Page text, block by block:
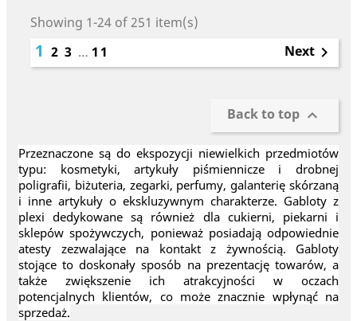
Showing 1-24 of 251 item(s)
1 2 3 … 11 Next 
Back to top 
Przeznaczone są do ekspozycji niewielkich przedmiotów
typu: kosmetyki, artykuły piśmiennicze i drobnej
poligrafii, biżuteria, zegarki, perfumy, galanterię skórzaną
i inne artykuły o ekskluzywnym charakterze. Gabloty z
plexi dedykowane są również dla cukierni, piekarni i
sklepów spożywczych, ponieważ posiadają odpowiednie
atesty zezwalające na kontakt z żywnością. Gabloty
stojące to doskonały sposób na prezentację towarów, a
także zwiększenie ich atrakcyjności w oczach
potencjalnych klientów, co może znacznie wpłynąć na
sprzedaż.